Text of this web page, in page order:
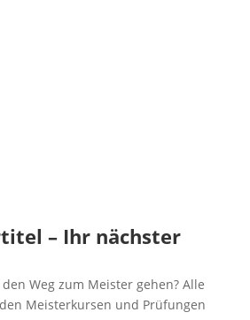
– Ihr nächster
Weg zum Meister gehen? Alle
Meisterkursen und Prüfungen